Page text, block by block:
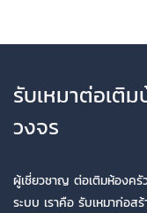
รับเหมาต่อเติ
วงจร
ผู้เชี่ยวชาญ ต่อเติมห้องครั
ระบบ เราคือ รับเหมาก่อส